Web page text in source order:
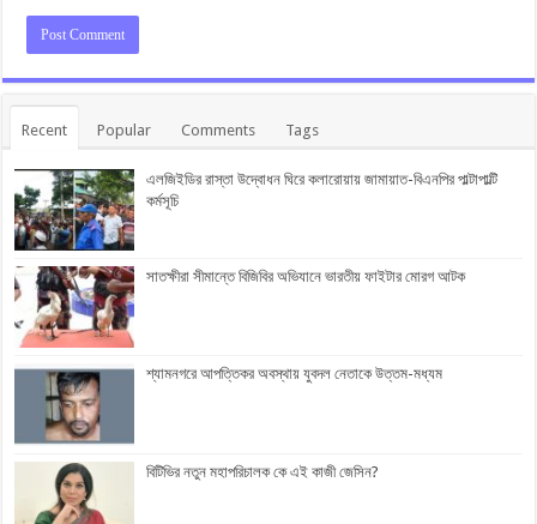
Recent Popular Comments Tags
এলজিইডির রাস্তা উদ্বোধন ঘিরে কলারোয়ায় জামায়াত-বিএনপির পাল্টাপাল্টি
কর্মসূচি
সাতক্ষীরা সীমান্তে বিজিবির অভিযানে ভারতীয় ফাইটার মোরগ আটক
শ্যামনগরে আপত্তিকর অবস্থায় যুবদল নেতাকে উত্তম-মধ্যম
বিটিভির নতুন মহাপরিচালক কে এই কাজী জেসিন?